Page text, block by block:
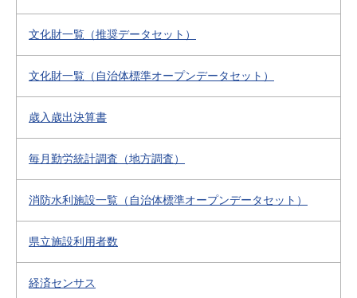
文化財一覧（推奨データセット）
文化財一覧（自治体標準オープンデータセット）
歳入歳出決算書
毎月勤労統計調査（地方調査）
消防水利施設一覧（自治体標準オープンデータセット）
県立施設利用者数
経済センサス